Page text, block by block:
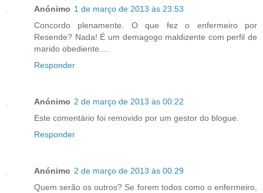
Anónimo 1 de março de 2013 às 23:53
Concordo plenamente. O que fez o enfermeiro por
Resende? Nada! É um demagogo maldizente com perfil de
marido obediente....
Responder
Anónimo 2 de março de 2013 às 00:22
Este comentário foi removido por um gestor do blogue.
Responder
Anónimo 2 de março de 2013 às 00:29
Quem serão os outros? Se forem todos como o enfermeiro,